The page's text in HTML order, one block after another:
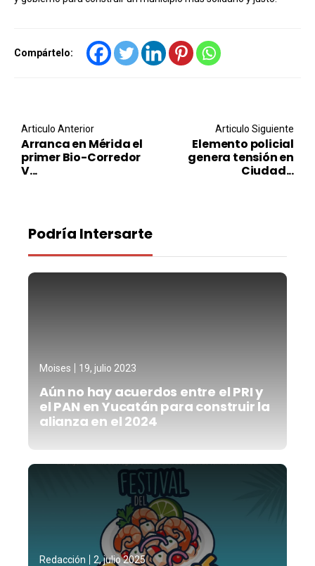
Compártelo:
Post navigation
Articulo Anterior
Arranca en Mérida el
primer Bio-Corredor
V...
Articulo Siguiente
Elemento policial
genera tensión en
Ciudad...
Podría Intersarte
Moises 19, julio 2023
Aún no hay acuerdos entre el PRI y
el PAN en Yucatán para construir la
alianza en el 2024
Redacción 2, julio 2025